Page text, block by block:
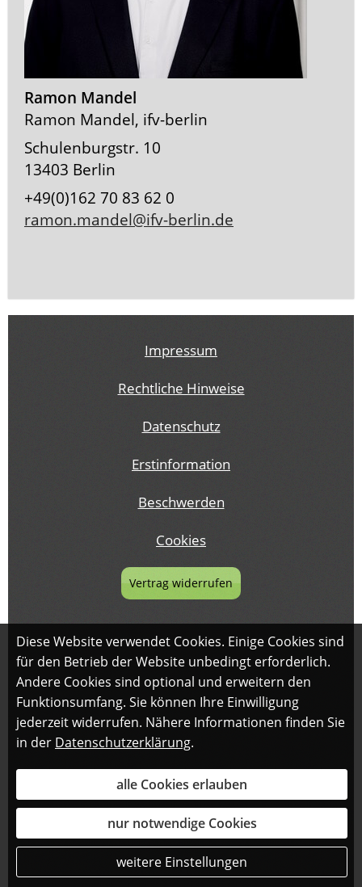
Ramon Mandel
Ramon Mandel, ifv-berlin
Schulenburgstr. 10
13403 Berlin
+49(0)162 70 83 62 0
ramon.mandel@ifv-berlin.de
Impressum
Rechtliche Hinweise
Datenschutz
Erstinformation
Beschwerden
Cookies
Vertrag widerrufen
Diese Website verwendet Cookies. Einige Cookies sind
für den Betrieb der Website unbedingt erforderlich.
Andere Cookies sind optional und erweitern den
Funktionsumfang. Sie können Ihre Einwilligung
jederzeit widerrufen. Nähere Informationen finden Sie
in der Datenschutzerklärung.
alle Cookies erlauben
nur notwendige Cookies
weitere Einstellungen